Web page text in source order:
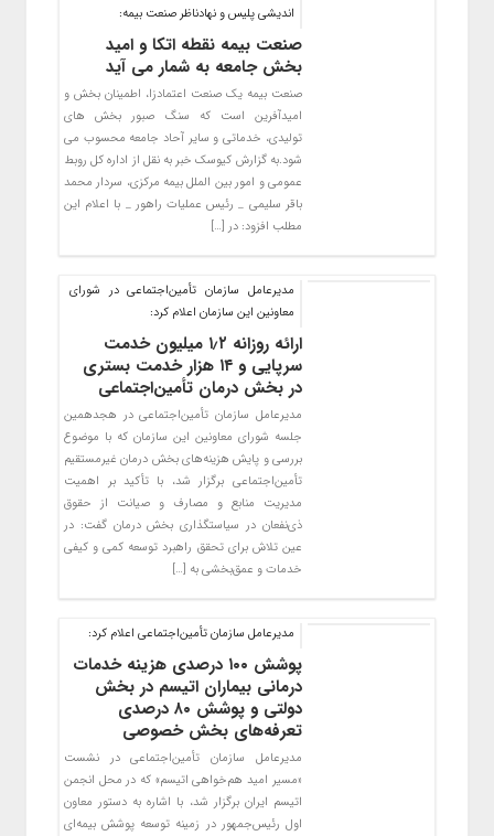
اندیشی پلیس و نهادناظر صنعت بیمه:
صنعت بیمه نقطه اتکا و امید
بخش جامعه به شمار می آید
صنعت بیمه یک صنعت اعتمادزا، اطمینان بخش و
امیدآفرین است که سنگ صبور بخش های
تولیدی، خدماتی و سایر آحاد جامعه محسوب می
شود.به گزارش کیوسک خبر به نقل از اداره کل روبط
عمومی و امور بین الملل بیمه مرکزی، سردار محمد
باقر سلیمی _ رئیس عملیات راهور _ با اعلام این
مطلب افزود: در […]
مدیرعامل سازمان تأمین‌اجتماعی در شورای
معاونین این سازمان اعلام کرد:
ارائه روزانه ۱٫۲ میلیون خدمت
سرپایی و ۱۴ هزار خدمت بستری
در بخش درمان تأمین‌اجتماعی
مدیرعامل سازمان تأمین‌اجتماعی در هجدهمین
جلسه شورای معاونین این سازمان که با موضوع
بررسی و پایش هزینه‌های بخش درمان غیرمستقیم
تأمین‌اجتماعی برگزار شد، با تأکید بر اهمیت
مدیریت منابع و مصارف و صیانت از حقوق
ذی‌نفعان در سیاستگذاری بخش درمان گفت: در
عین تلاش برای تحقق راهبرد توسعه کمی و کیفی
خدمات و عمق‌بخشی به […]
مدیرعامل سازمان تأمین‌اجتماعی اعلام کرد:
پوشش ۱۰۰ درصدی هزینه خدمات
درمانی بیماران اتیسم در بخش
دولتی و پوشش ۸۰ درصدی
تعرفه‌های بخش خصوصی
مدیرعامل سازمان تأمین‌اجتماعی در نشست
«مسیر امید هم‌خواهی اتیسم» که در محل انجمن
اتیسم ایران برگزار شد، با اشاره به دستور معاون
اول رئیس‌جمهور در زمینه توسعه پوشش بیمه‌ای